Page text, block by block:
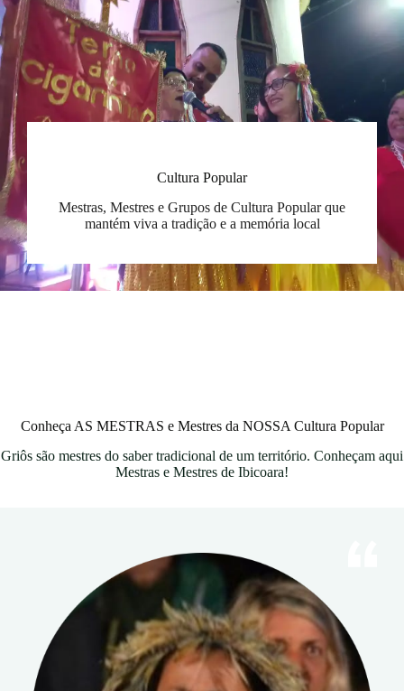
Cultura Popular
Mestras, Mestres e Grupos de Cultura Popular que
mantém viva a tradição e a memória local
Conheça AS MESTRAS e Mestres da NOSSA Cultura Popular
Griôs são mestres do saber tradicional de um território. Conheçam aqui
Mestras e Mestres de Ibicoara!